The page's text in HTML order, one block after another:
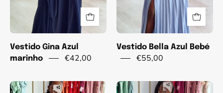
Vestido Gina Azul
marinho
€42,00
Vestido Bella Azul Bebé
€55,00
Vestido
Vestido